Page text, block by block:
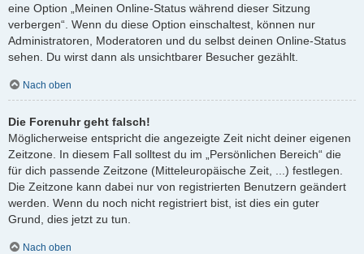
eine Option „Meinen Online-Status während dieser Sitzung
verbergen“. Wenn du diese Option einschaltest, können nur
Administratoren, Moderatoren und du selbst deinen Online-Status
sehen. Du wirst dann als unsichtbarer Besucher gezählt.
Nach oben
Die Forenuhr geht falsch!
Möglicherweise entspricht die angezeigte Zeit nicht deiner eigenen
Zeitzone. In diesem Fall solltest du im „Persönlichen Bereich“ die
für dich passende Zeitzone (Mitteleuropäische Zeit, ...) festlegen.
Die Zeitzone kann dabei nur von registrierten Benutzern geändert
werden. Wenn du noch nicht registriert bist, ist dies ein guter
Grund, dies jetzt zu tun.
Nach oben